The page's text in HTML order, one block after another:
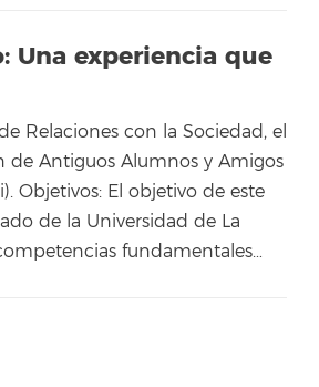
Una experiencia que
Relaciones con la Sociedad, el
de Antiguos Alumnos y Amigos
Objetivos: El objetivo de este
de la Universidad de La
fundamentales…